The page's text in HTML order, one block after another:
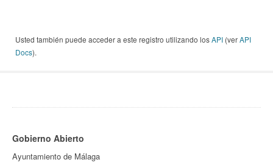
Usted también puede acceder a este registro utilizando losAPI (verAPI
Docs).
Gobierno Abierto
Ayuntamiento de Málaga